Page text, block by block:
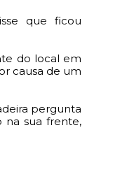
que ficou
do local em
causa de um
pergunta
na sua frente,